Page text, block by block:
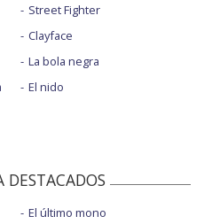
Street Fighter
Clayface
La bola negra
El nido
DESTACADOS
El último mono